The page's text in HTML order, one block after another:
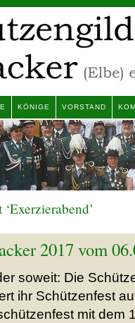
KÖNIGE VORSTAND
2017 vom
soweit: Die
ihr Schützenfest
mit dem